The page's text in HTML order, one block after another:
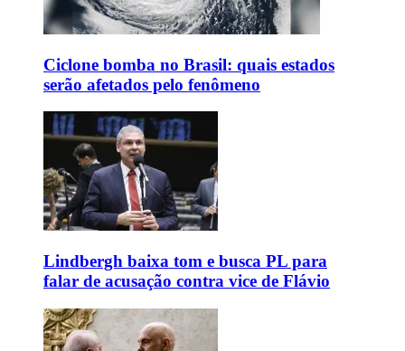
Ciclone bomba no Brasil: quais estados
serão afetados pelo fenômeno
Lindbergh baixa tom e busca PL para
falar de acusação contra vice de Flávio